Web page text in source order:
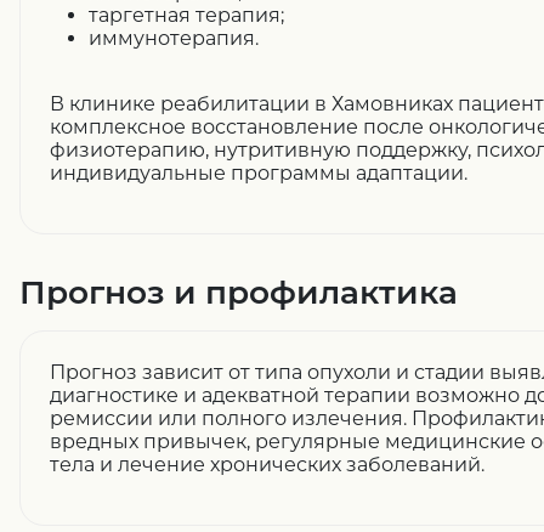
таргетная терапия;
иммунотерапия.
В клинике реабилитации в Хамовниках
комплексное восстановление после
физиотерапию, нутритивную поддержку,
индивидуальные программы адаптации.
Прогноз и профилактика
Прогноз зависит от типа опухоли и стадии
диагностике и адекватной терапии возможно
ремиссии или полного излечения.
вредных привычек, регулярные медицинские
тела и лечение хронических заболеваний.